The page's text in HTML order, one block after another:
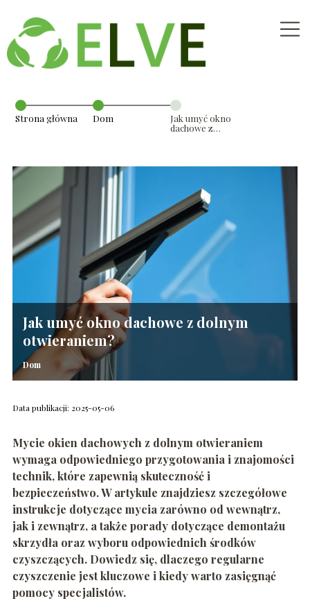
Strona główna Dom
Jak umyć okno
dachowe z
Jak umyć okno dachowe z dolnym
otwieraniem?
Dom
Data publikacji: 2025-05-06
Mycie okien dachowych z dolnym otwieraniem
wymaga odpowiedniego przygotowania i znajomości
technik, które zapewnią skuteczność i
bezpieczeństwo. W artykule znajdziesz szczegółowe
instrukcje dotyczące mycia zarówno od wewnątrz,
jak i zewnątrz, a także porady dotyczące demontażu
skrzydła oraz wyboru odpowiednich środków
czyszczących. Dowiedz się, dlaczego regularne
czyszczenie jest kluczowe i kiedy warto zasięgnąć
pomocy specjalistów.